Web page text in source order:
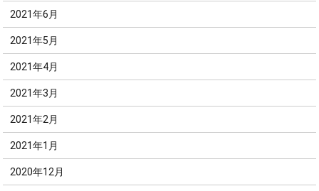
2021年6月
2021年5月
2021年4月
2021年3月
2021年2月
2021年1月
2020年12月